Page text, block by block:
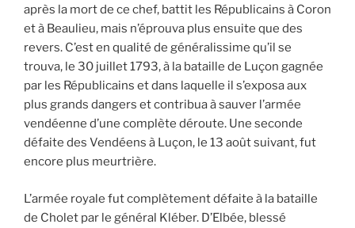
après la mort de ce chef, battit les Républicains à Coron
et à Beaulieu, mais n’éprouva plus ensuite que des
revers. C’est en qualité de généralissime qu’il se
trouva, le 30 juillet 1793, à la bataille de Luçon gagnée
par les Républicains et dans laquelle il s’exposa aux
plus grands dangers et contribua à sauver l’armée
vendéenne d’une complète déroute. Une seconde
défaite des Vendéens à Luçon, le 13 août suivant, fut
encore plus meurtrière.
L’armée royale fut complètement défaite à la bataille
de Cholet par le général Kléber. D’Elbée, blessé